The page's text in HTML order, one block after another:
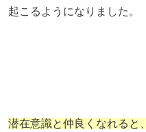
起こるようになりました。
潜在意識と仲良くなれると、